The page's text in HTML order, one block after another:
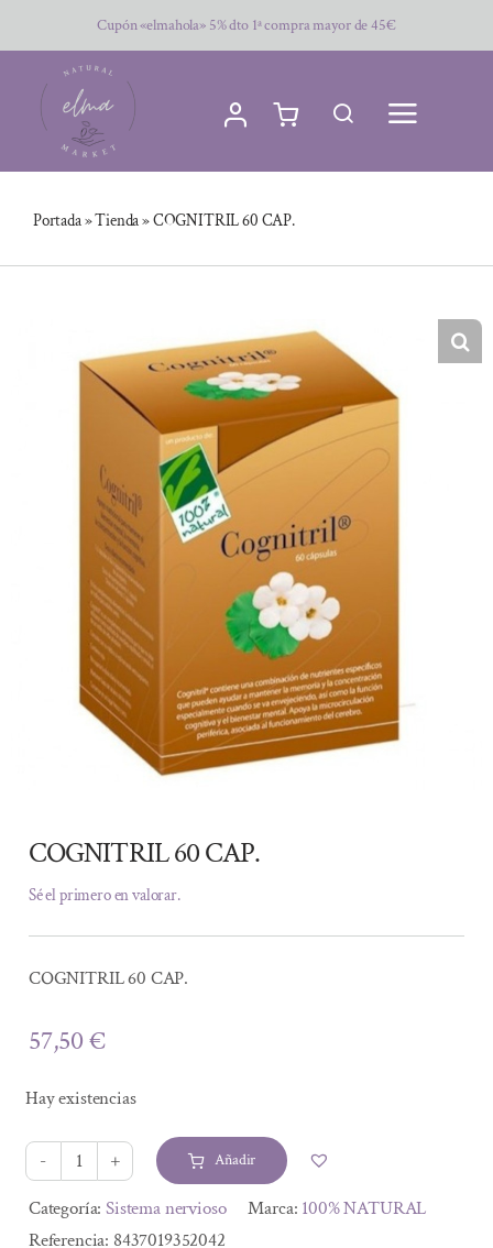
al
contenido
Cupón «elmahola» 5% dto 1ª compra mayor de 45€
Portada»Tienda»COGNITRIL 60 CAP.
COGNITRIL 60 CAP.
Sé el primero en valorar.
COGNITRIL 60 CAP.
57,50€
Hay existencias
COGNITRIL
60
CAP.
Añadir
Alternative:
Categoría:Sistema nervioso Marca: 100% NATURAL
Referencia: 8437019352042